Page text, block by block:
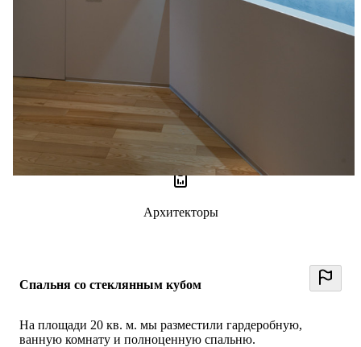
Спальня со стеклянным кубом
На площади 20 кв. м. мы разместили гардеробную,
ванную комнату и полноценную спальню.
Шамсудин Керимов
Архитекторы